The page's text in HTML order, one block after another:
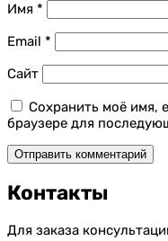
Имя *
Email *
Сайт
Сохранить моё имя,
браузере для
Контакты
Для заказа